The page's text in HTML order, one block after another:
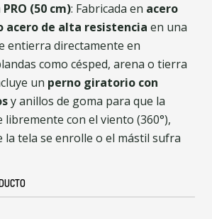
(50 cm): Fabricada en acero
acero de alta resistencia en una
entierra directamente en
como césped, arena o tierra
un perno giratorio con
y anillos de goma para que la
libremente con el viento (360°),
la tela se enrolle o el mástil sufra